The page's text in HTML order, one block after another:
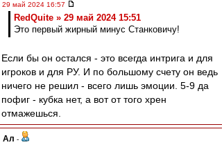
29 май 2024 16:57
RedQuite » 29 май 2024 15:51
Это первый жирный минус Станковичу!
Если бы он остался - это всегда интрига и для
игроков и для РУ. И по большому счету он ведь
ничего не решил - всего лишь эмоции. 5-9 да
пофиг - кубка нет, а вот от того хрен
отмажешься.
Ал -